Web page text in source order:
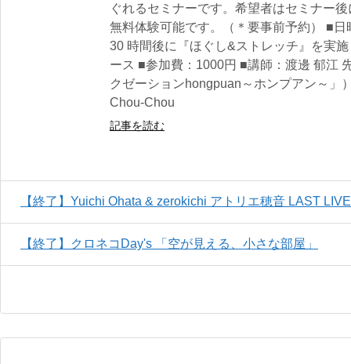
ぐれるセミナーです。希望者はセミナー
無料体験可能です。（＊要事前予約） ■
30 時間後に『ほぐし&ストレッチ』を実
ース ■参加費：1000円 ■講師：渡邊 郁江
クゼーションhongpuan～ホンプアン～」
Chou-Chou
記事を読む
【終了】Yuichi Ohata & zerokichi アトリエ穂音 LAST
【終了】クロネコDay's 「空が見える、小さな部屋」